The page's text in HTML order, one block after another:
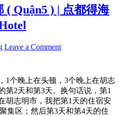
南
胡
志
市
篇
|
Le
Duy
Hotel
( Quận5 ) | 点都得海
Leave a Comment
1个晚上在头顿，3个晚上在胡志
第2天和第3天。换句话说，第1
胡志明市，我把第1天的住宿安
集区；然后第3天和第4天的住